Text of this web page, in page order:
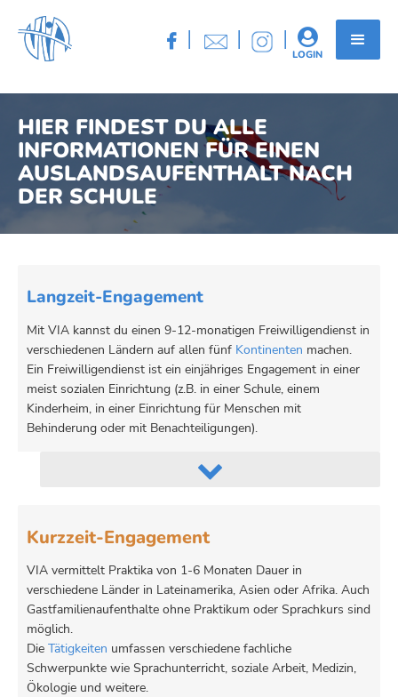
 | | | 
LOGIN
HIER FINDEST DU ALLE
INFORMATIONEN FÜR EINEN
AUSLANDSAUFENTHALT NACH
DER SCHULE
Langzeit-Engagement
Mit VIA kannst du einen 9-12-monatigen Freiwilligendienst in
verschiedenen Ländern auf allen fünf Kontinenten machen.
Ein Freiwilligendienst ist ein einjähriges Engagement in einer
meist sozialen Einrichtung (z.B. in einer Schule, einem
Kinderheim, in einer Einrichtung für Menschen mit
Behinderung oder mit Benachteiligungen).

Kurzzeit-Engagement
VIA vermittelt Praktika von 1-6 Monaten Dauer in
verschiedene Länder in Lateinamerika, Asien oder Afrika. Auch
Gastfamilienaufenthalte ohne Praktikum oder Sprachkurs sind
möglich.
Die Tätigkeiten umfassen verschiedene fachliche
Schwerpunkte wie Sprachunterricht, soziale Arbeit, Medizin,
Ökologie und weitere.